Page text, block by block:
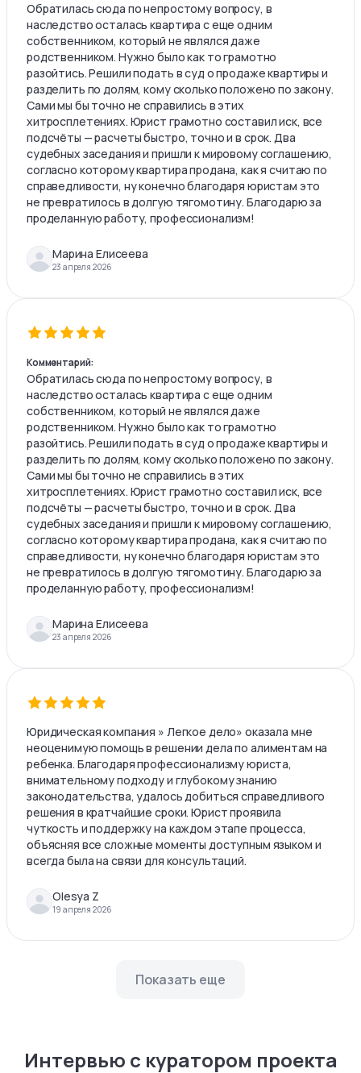
Обратилась сюда по непростому вопросу, в
наследство осталась квартира с еще одним
собственником, который не являлся даже
родственником. Нужно было как то грамотно
разойтись. Решили подать в суд о продаже квартиры и
разделить по долям, кому сколько положено по закону.
Сами мы бы точно не справились в этих
хитросплетениях. Юрист грамотно составил иск, все
подсчёты — расчеты быстро, точно и в срок. Два
судебных заседания и пришли к мировому соглашению,
согласно которому квартира продана, как я считаю по
справедливости, ну конечно благодаря юристам это
не превратилось в долгую тягомотину. Благодарю за
проделанную работу, профессионализм!
Марина Елисеева
23 апреля 2026
Комментарий:
Обратилась сюда по непростому вопросу, в
наследство осталась квартира с еще одним
собственником, который не являлся даже
родственником. Нужно было как то грамотно
разойтись. Решили подать в суд о продаже квартиры и
разделить по долям, кому сколько положено по закону.
Сами мы бы точно не справились в этих
хитросплетениях. Юрист грамотно составил иск, все
подсчёты — расчеты быстро, точно и в срок. Два
судебных заседания и пришли к мировому соглашению,
согласно которому квартира продана, как я считаю по
справедливости, ну конечно благодаря юристам это
не превратилось в долгую тягомотину. Благодарю за
проделанную работу, профессионализм!
Марина Елисеева
23 апреля 2026
Юридическая компания » Легкое дело» оказала мне
неоценимую помощь в решении дела по алиментам на
ребенка. Благодаря профессионализму юриста,
внимательному подходу и глубокому знанию
законодательства, удалось добиться справедливого
решения в кратчайшие сроки. Юрист проявила
чуткость и поддержку на каждом этапе процесса,
объясняя все сложные моменты доступным языком и
всегда была на связи для консультаций.
Olesya Z
19 апреля 2026
Показать еще
Интервью с куратором проекта